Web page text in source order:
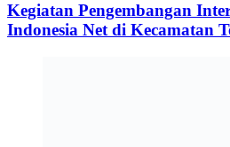
Kegiatan Pengembangan
Indonesia Net di Kecamatan